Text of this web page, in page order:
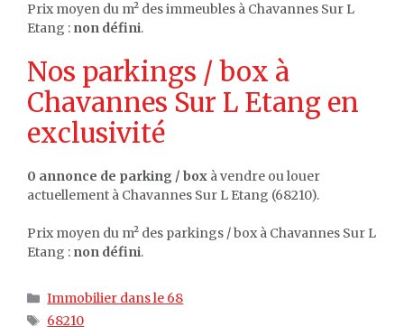
Prix moyen du m² des immeubles à Chavannes Sur L
Etang : non défini.
Nos parkings / box à
Chavannes Sur L Etang en
exclusivité
0 annonce de parking / box à vendre ou louer
actuellement à Chavannes Sur L Etang (68210).
Prix moyen du m² des parkings / box à Chavannes Sur L
Etang : non défini.
Catégories
Immobilier dans le 68
Étiquettes
68210